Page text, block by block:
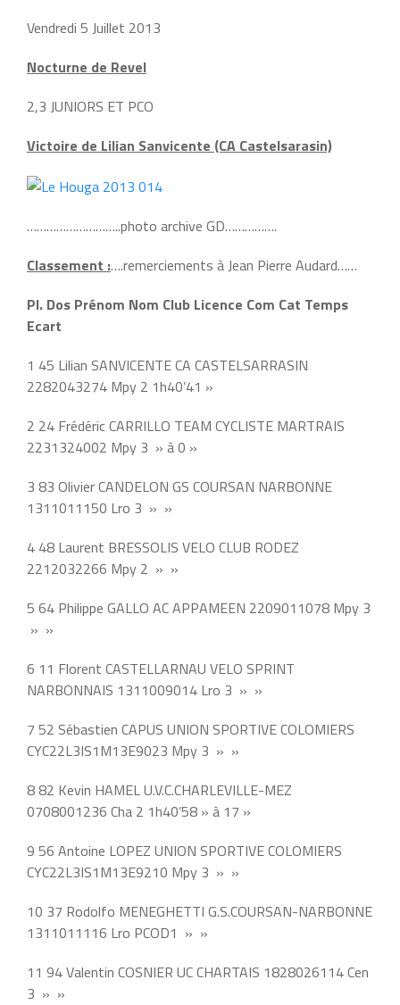
Vendredi 5 Juillet 2013
Nocturne de Revel
2,3 JUNIORS ET PCO
Victoire de Lilian Sanvicente (CA Castelsarasin)
………………………..photo archive GD…………….
Classement :….remerciements à Jean Pierre Audard……
Pl. Dos Prénom Nom Club Licence Com Cat Temps
Ecart
1 45 Lilian SANVICENTE CA CASTELSARRASIN
2282043274 Mpy 2 1h40’41 »
2 24 Frédéric CARRILLO TEAM CYCLISTE MARTRAIS
2231324002 Mpy 3 » à 0 »
3 83 Olivier CANDELON GS COURSAN NARBONNE
1311011150 Lro 3 » »
4 48 Laurent BRESSOLIS VELO CLUB RODEZ
2212032266 Mpy 2 » »
5 64 Philippe GALLO AC APPAMEEN 2209011078 Mpy 3
» »
6 11 Florent CASTELLARNAU VELO SPRINT
NARBONNAIS 1311009014 Lro 3 » »
7 52 Sébastien CAPUS UNION SPORTIVE COLOMIERS
CYC22L3IS1M13E9023 Mpy 3 » »
8 82 Kevin HAMEL U.V.C.CHARLEVILLE-MEZ
0708001236 Cha 2 1h40’58 » à 17 »
9 56 Antoine LOPEZ UNION SPORTIVE COLOMIERS
CYC22L3IS1M13E9210 Mpy 3 » »
10 37 Rodolfo MENEGHETTI G.S.COURSAN-NARBONNE
1311011116 Lro PCOD1 » »
11 94 Valentin COSNIER UC CHARTAIS 1828026114 Cen
3 » »